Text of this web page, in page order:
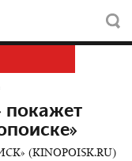
покажет
(KINOPOISK.RU)